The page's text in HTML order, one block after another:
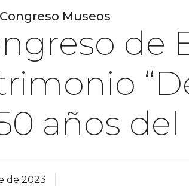
Congreso Museos
de
años del
de 2023